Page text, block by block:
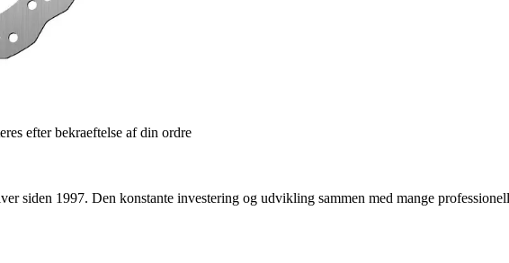
efter bekraeftelse af din ordre
siden 1997. Den konstante investering og udvikling sammen med mange